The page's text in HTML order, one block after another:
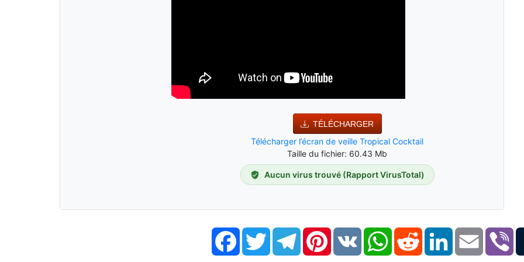
TÉLÉCHARGER
Télécharger l’écran de veille Tropical Cocktail
Taille du fichier: 60.43 Mb
Aucun virus trouvé (Rapport VirusTotal)
FacebookTwitter TelegramPinterestVK WhatsAppReddit LinkedIn Email